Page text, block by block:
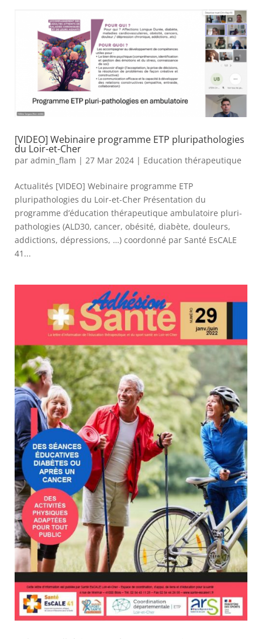
[VIDEO] Webinaire programme ETP pluripathologies
du Loir-et-Cher
par admin_flam | 27 Mar 2024 | Education thérapeutique
Actualités [VIDEO] Webinaire programme ETP
pluripathologies du Loir-et-Cher Présentation du
programme d’éducation thérapeutique ambulatoire pluri-
pathologies (ALD30, cancer, obésité, diabète, douleurs,
addictions, dépressions, …) coordonné par Santé EsCALE
41...